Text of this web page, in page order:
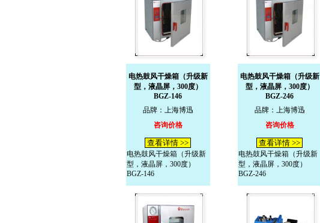
电热鼓风干燥箱（升级新
型，液晶屏，300度）
BGZ-146
品牌：上海博迅
咨询价格
查看详情 >>
电热鼓风干燥箱（升级新
型，液晶屏，300度）
BGZ-146
电热鼓风干燥箱（升级新
型，液晶屏，300度）
BGZ-246
品牌：上海博迅
咨询价格
查看详情 >>
电热鼓风干燥箱（升级新
型，液晶屏，300度）
BGZ-246